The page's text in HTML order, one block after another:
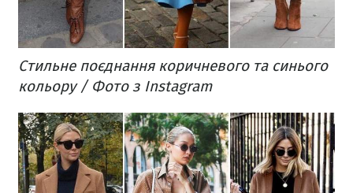
Стильне поєднання коричневого та синього
кольору / Фото з Instagram